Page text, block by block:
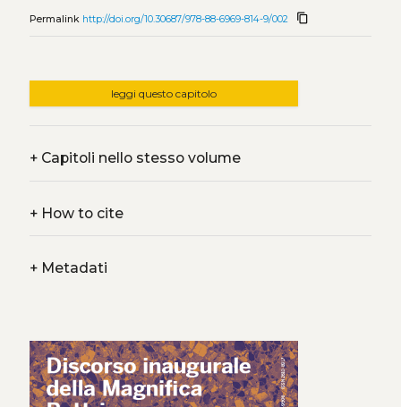
Permalink http://doi.org/10.30687/978-88-6969-814-9/002 content_copy
leggi questo capitolo
+Capitoli nello stesso volume
+How to cite
+Metadati